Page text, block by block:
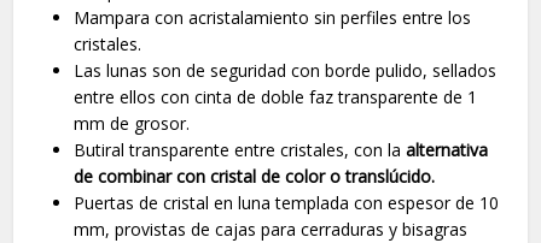
Mampara con acristalamiento sin perfiles entre los
cristales.
Las lunas son de seguridad con borde pulido, sellados
entre ellos con cinta de doble faz transparente de 1
mm de grosor.
Butiral transparente entre cristales, con laalternativa
de combinar con cristal de color o translúcido.
Puertas de cristal en luna templada con espesor de 10
mm, provistas de cajas para cerraduras y bisagras